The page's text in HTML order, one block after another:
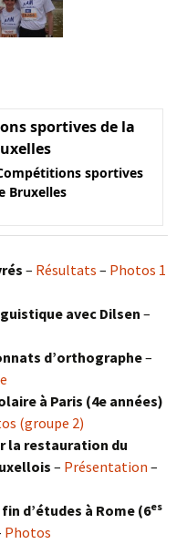
sportives de la
sportives
Bruxelles
– Résultats – Photos 1
avec Dilsen –
d’orthographe–
à Paris (4e années)
(groupe 2)
la restauration du
– Présentation –
d’études à Rome (6es
Photos